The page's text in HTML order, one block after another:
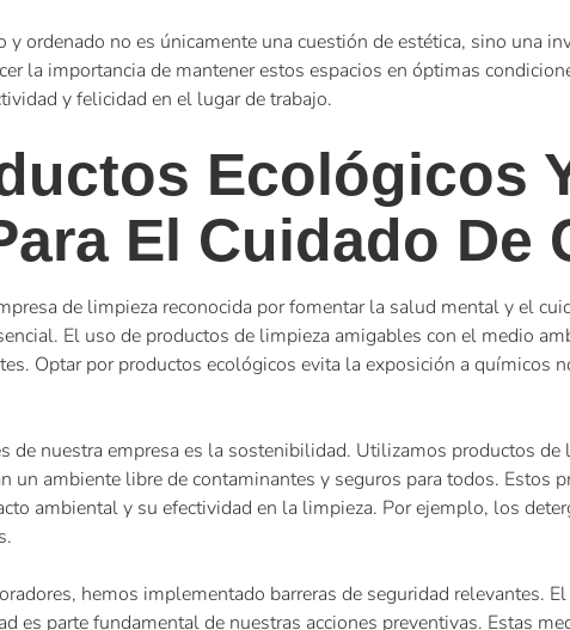
ordenado no es únicamente una cuestión de estética, sino una
la importancia de mantener estos espacios en óptimas
y felicidad en el lugar de trabajo.
Ecológicos
El Cuidado De
de limpieza reconocida por fomentar la salud mental y el
El uso de productos de limpieza amigables con el medio
Optar por productos ecológicos evita la exposición a químicos
nuestra empresa es la sostenibilidad. Utilizamos productos
un ambiente libre de contaminantes y seguros para todos. Estos
ambiental y su efectividad en la limpieza. Por ejemplo, los
hemos implementado barreras de seguridad relevantes.
es parte fundamental de nuestras acciones preventivas. Estas